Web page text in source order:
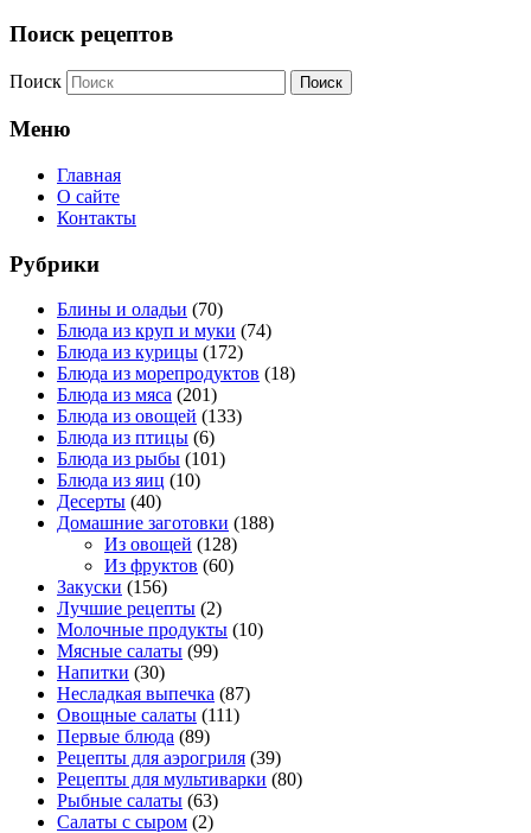
Поиск рецептов
Поиск
Меню
Главная
О сайте
Контакты
Рубрики
Блины и оладьи (70)
Блюда из круп и муки (74)
Блюда из курицы (172)
Блюда из морепродуктов (18)
Блюда из мяса (201)
Блюда из овощей (133)
Блюда из птицы (6)
Блюда из рыбы (101)
Блюда из яиц (10)
Десерты (40)
Домашние заготовки (188)
Из овощей (128)
Из фруктов (60)
Закуски (156)
Лучшие рецепты (2)
Молочные продукты (10)
Мясные салаты (99)
Напитки (30)
Несладкая выпечка (87)
Овощные салаты (111)
Первые блюда (89)
Рецепты для аэрогриля (39)
Рецепты для мультиварки (80)
Рыбные салаты (63)
Салаты с сыром (2)